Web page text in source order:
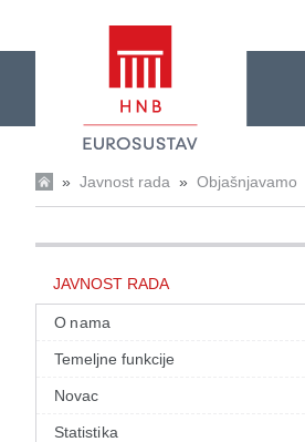
» Javnost rada » Objašnjavamo
JAVNOST RADA
O nama
Temeljne funkcije
Novac
Statistika